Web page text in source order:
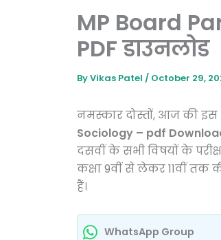
MP Board
PDF डाउनलोड
ByVikas Patel / October 29,
नमस्कार दोस्तों, आज की
Sociology – pdf
दसवीं के सभी विषयों के
कक्षा 9वीं से लेकर 11वीं तक
हैं।
WhatsApp Group